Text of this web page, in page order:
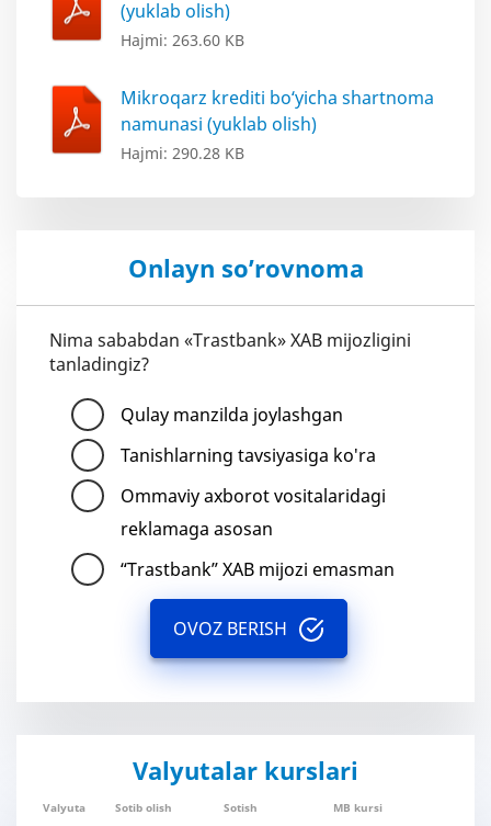
(yuklab olish)
Hajmi: 263.60 KB
Mikroqarz krediti bo‘yicha shartnoma
namunasi (yuklab olish)
Hajmi: 290.28 KB
Onlayn so’rovnoma
Nima sababdan «Trastbank» XAB mijozligini
tanladingiz?
Qulay manzilda joylashgan
Tanishlarning tavsiyasiga ko'ra
Ommaviy axborot vositalaridagi
reklamaga asosan
“Trastbank” XAB mijozi emasman
OVOZ BERISH
Valyutalar kurslari
Valyuta Sotib olish Sotish MB kursi